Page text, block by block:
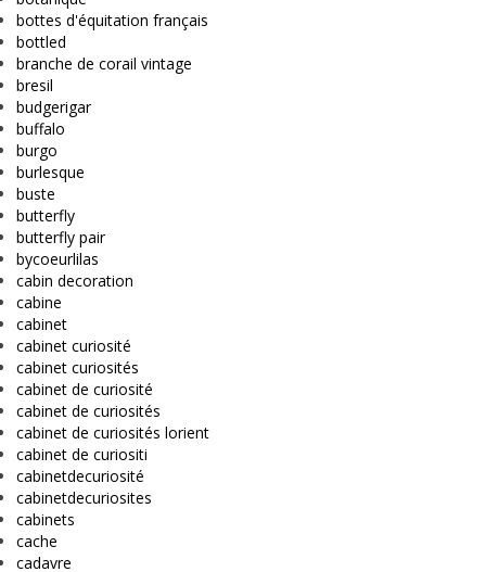
bottes d'équitation français
bottled
branche de corail vintage
bresil
budgerigar
buffalo
burgo
burlesque
buste
butterfly
butterfly pair
bycoeurlilas
cabin decoration
cabine
cabinet
cabinet curiosité
cabinet curiosités
cabinet de curiosité
cabinet de curiosités
cabinet de curiosités lorient
cabinet de curiositi
cabinetdecuriosité
cabinetdecuriosites
cabinets
cache
cadavre